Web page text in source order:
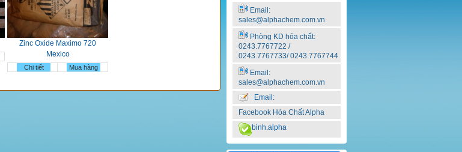
Zinc Oxide Maximo 720
Mexico
Chi tiết Mua hàng
Email:
sales@alphachem.com.vn
Phòng KD hóa chất:
0243.7767722 /
0243.7767733/ 0243.7767744
Email:
sales@alphachem.com.vn
Email:
Facebook Hóa Chất Alpha
binh.alpha